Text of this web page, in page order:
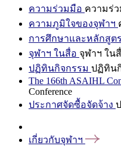
ความร่วมมือ ความร่
ความภูมิใจของจุฬาฯ
การศึกษาและหลักสูตร
จุฬาฯ ในสื่อ จุฬาฯ ใน
ปฏิทินกิจกรรม ปฏิทิน
The 166th ASAIHL
Conference
ประกาศจัดซื้อจัดจ้าง
เกี่ยวกับจุฬาฯ